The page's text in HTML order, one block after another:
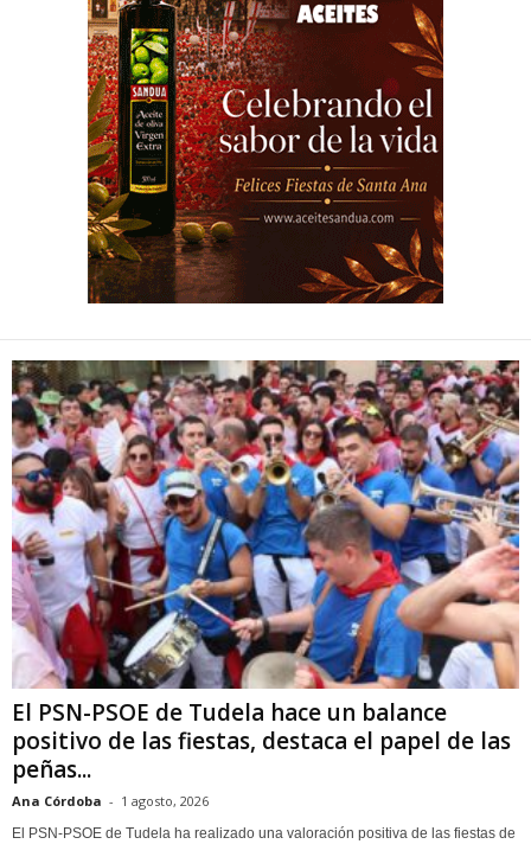
El PSN-PSOE de Tudela hace un balance
positivo de las fiestas, destaca el papel de las
peñas...
Ana Córdoba - 1 agosto, 2026
El PSN-PSOE de Tudela ha realizado una valoración positiva de las fiestas de